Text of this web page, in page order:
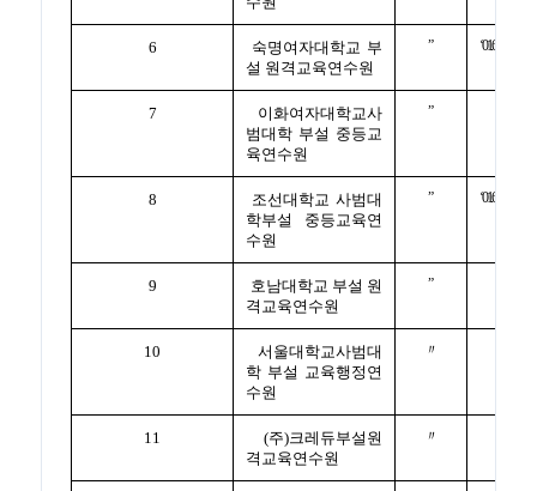
6
숙명여자대학교 부
설 원격교육연수원
” ‘01.6.18명칭
7
이화여자대학교사
범대학 부설 중등교
육연수원
”
8
조선대학교 사범대
학부설 중등교육연
수원
” ‘01.6.18명칭
9
호남대학교 부설 원
격교육연수원
”
10
서울대학교사범대
학 부설 교육행정연
수원
〃
11
(주)크레듀부설원
격교육연수원
〃